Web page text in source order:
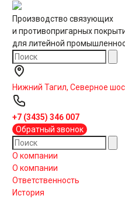
Производство связующих
и противопригарных
для литейной
Нижний Тагил, Северное
+7 (3435) 346 007
Обратный звонок
О компании
О компании
Ответственность
История